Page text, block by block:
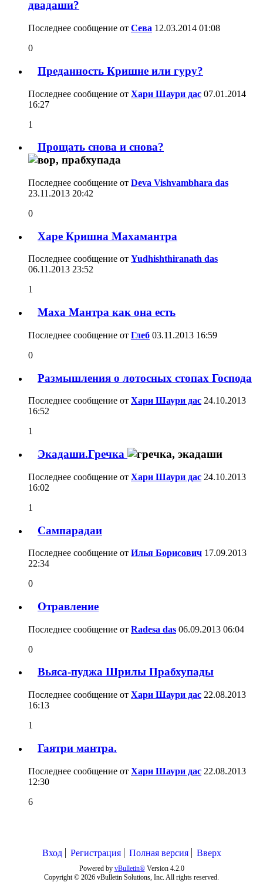
двадаши?
Последнее сообщение от Сева 12.03.2014 01:08
0
Преданность Кришне или гуру?
Последнее сообщение от Хари Шаури дас 07.01.2014
16:27
1
Прощать снова и снова?
Последнее сообщение от Deva Vishvambhara das
23.11.2013 20:42
0
Харе Кришна Махамантра
Последнее сообщение от Yudhishthiranath das
06.11.2013 23:52
1
Маха Мантра как она есть
Последнее сообщение от Глеб 03.11.2013 16:59
0
Размышления о лотосных стопах Господа
Последнее сообщение от Хари Шаури дас 24.10.2013
16:52
1
Экадаши.Гречка
Последнее сообщение от Хари Шаури дас 24.10.2013
16:02
1
Сампарадаи
Последнее сообщение от Илья Борисович 17.09.2013
22:34
0
Отравление
Последнее сообщение от Radesa das 06.09.2013 06:04
0
Вьяса-пуджа Шрилы Прабхупады
Последнее сообщение от Хари Шаури дас 22.08.2013
16:13
1
Гаятри мантра.
Последнее сообщение от Хари Шаури дас 22.08.2013
12:30
6
Вход Регистрация Полная версия Вверх
Powered by vBulletin®Version 4.2.0
Copyright © 2026 vBulletin Solutions, Inc. All rights reserved.